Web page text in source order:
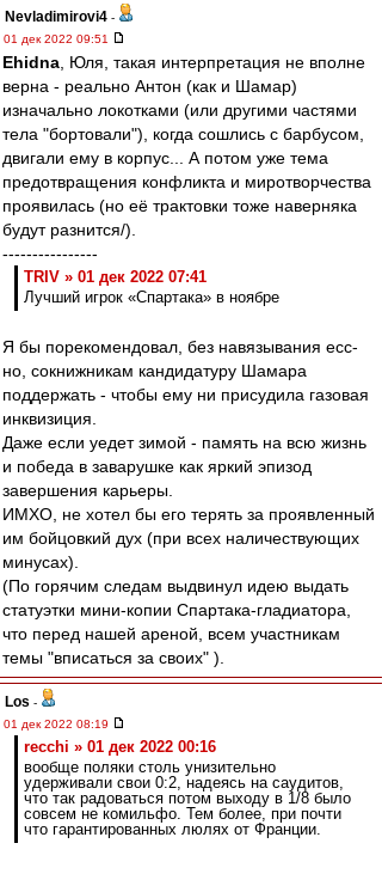
Nevladimirovi4 -
01 дек 2022 09:51
Ehidna , Юля, такая интерпретация не вполне
верна - реально Антон (как и Шамар)
изначально локотками (или другими частями
тела "бортовали"), когда сошлись с барбусом,
двигали ему в корпус... А потом уже тема
предотвращения конфликта и миротворчества
проявилась (но её трактовки тоже наверняка
будут разнится/).
----------------
TRIV » 01 дек 2022 07:41
Лучший игрок «Спартака» в ноябре
Я бы порекомендовал, без навязывания есс-
но, сокнижникам кандидатуру Шамара
поддержать - чтобы ему ни присудила газовая
инквизиция.
Даже если уедет зимой - память на всю жизнь
и победа в заварушке как яркий эпизод
завершения карьеры.
ИМХО, не хотел бы его терять за проявленный
им бойцовкий дух (при всех наличествующих
минусах).
(По горячим следам выдвинул идею выдать
статуэтки мини-копии Спартака-гладиатора,
что перед нашей ареной, всем участникам
темы "вписаться за своих" ).
Los -
01 дек 2022 08:19
recchi » 01 дек 2022 00:16
вообще поляки столь унизительно
удерживали свои 0:2, надеясь на саудитов,
что так радоваться потом выходу в 1/8 было
совсем не комильфо. Тем более, при почти
что гарантированных люлях от Франции.